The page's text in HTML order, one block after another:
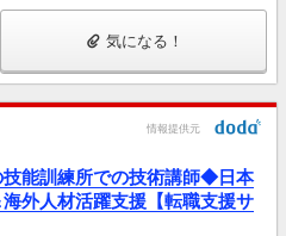
気になる！
情報提供元
技能訓練所での技術講師◆日本
外人材活躍支援【転職支援サ